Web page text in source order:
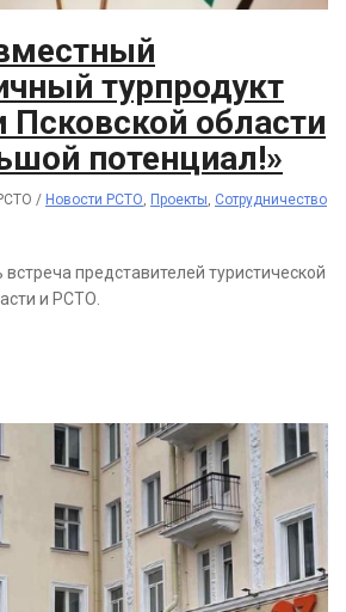
турпродукт
Псковской области
потенциал!»
/ Новости РСТО Проекты Сотрудничество
встреча представителей туристической
и РСТО.